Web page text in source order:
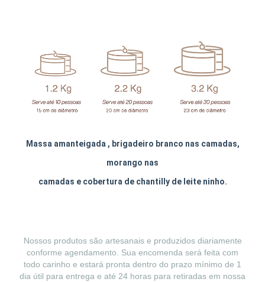
Massa amanteigada , brigadeiro branco nas camadas,
morango nas
camadas e cobertura de chantilly de leite ninho.
Nossos produtos são artesanais e produzidos diariamente
conforme agendamento. Sua encomenda será feita com
todo carinho e estará pronta dentro do prazo mínimo de 1
dia útil para entrega e até 24 horas para retiradas em nossa